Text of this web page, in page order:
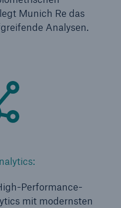
Munich Re das
Analysen.
Performance-
mit modernsten